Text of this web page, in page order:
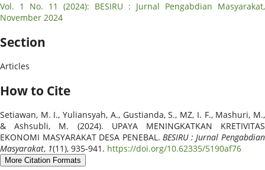
Vol. 1 No. 11 (2024): BESIRU : Jurnal Pengabdian Masyarakat,
November 2024
Section
Articles
How to Cite
Setiawan, M. I., Yuliansyah, A., Gustianda, S., MZ, I. F., Mashuri, M.,
& Ashsubli, M. (2024). UPAYA MENINGKATKAN KRETIVITAS
EKONOMI MASYARAKAT DESA PENEBAL.BESIRU : Jurnal Pengabdian
Masyarakat, 1(11), 935-941. https://doi.org/10.62335/5190af76
More Citation Formats